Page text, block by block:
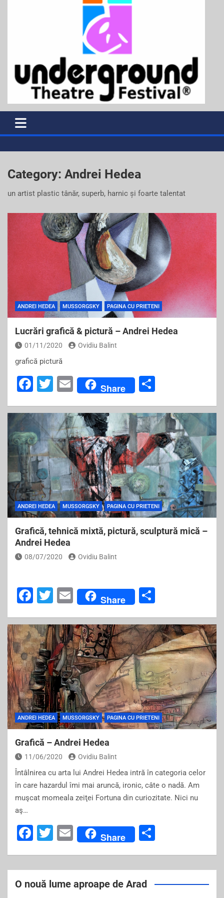
Category: Andrei Hedea
un artist plastic tânăr, superb, harnic și foarte talentat
ANDREI HEDEA MUSSORGSKY PAGINA CU PRIETENI
Lucrări grafică & pictură – Andrei Hedea
01/11/2020 Ovidiu Balint
grafică pictură
F
c
e
b
o
o
k
T
tt
er
E
m
ai
l
Share
ar
e
ANDREI HEDEA MUSSORGSKY PAGINA CU PRIETENI
Grafică, tehnică mixtă, pictură, sculptură mică –
Andrei Hedea
08/07/2020 Ovidiu Balint
F
c
e
b
o
o
k
T
tt
er
E
m
ai
l
Share
ar
e
ANDREI HEDEA MUSSORGSKY PAGINA CU PRIETENI
Grafică – Andrei Hedea
11/06/2020 Ovidiu Balint
Întâlnirea cu arta lui Andrei Hedea intră în categoria celor
în care hazardul îmi mai aruncă, ironic, câte o nadă. Am
muşcat momeala zeiţei Fortuna din curiozitate. Nici nu
aş…
F
c
e
T
tt
er
E
m
ai
l
Share
ar
e
O nouă lume aproape de Arad